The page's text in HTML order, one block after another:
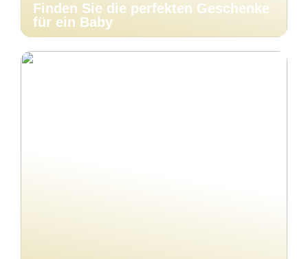
Finden Sie die perfekten Geschenke
für ein Baby